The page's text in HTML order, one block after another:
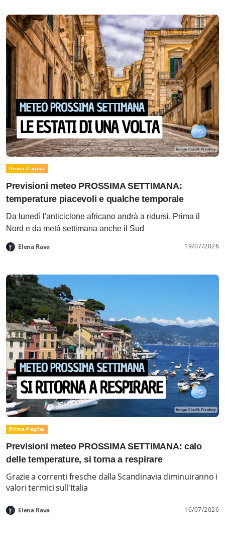
Prima Pagina
Previsioni meteo PROSSIMA SETTIMANA:
temperature piacevoli e qualche temporale
Da lunedì l'anticiclone africano andrà a ridursi. Prima il
Nord e da metà settimana anche il Sud
Elena Rava 19/07/2026
Prima Pagina
Previsioni meteo PROSSIMA SETTIMANA: calo
delle temperature, si torna a respirare
Grazie a correnti fresche dalla Scandinavia diminuiranno i
valori termici sull'Italia
Elena Rava 16/07/2026